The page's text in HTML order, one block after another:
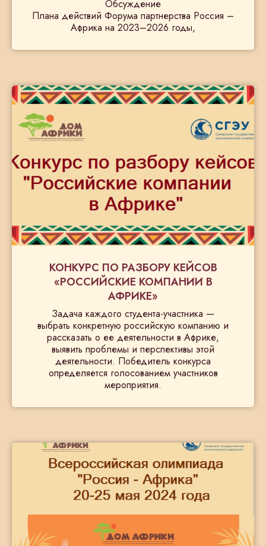
Обсуждение
Плана действий Форума партнерства Россия –
Африка на 2023–2026 годы,
КОНКУРС ПО РАЗБОРУ КЕЙСОВ
«РОССИЙСКИЕ КОМПАНИИ В
АФРИКЕ»
Задача каждого студента-участника —
выбрать конкретную российскую компанию и
рассказать о ее деятельности в Африке,
выявить проблемы и перспективы этой
деятельности. Победитель конкурса
определяется голосованием участников
мероприятия.